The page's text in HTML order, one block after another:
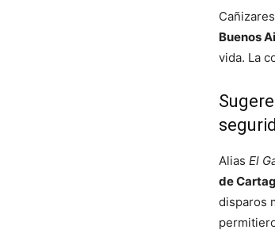
Buenos
vida. La
Alias El
de
disparos